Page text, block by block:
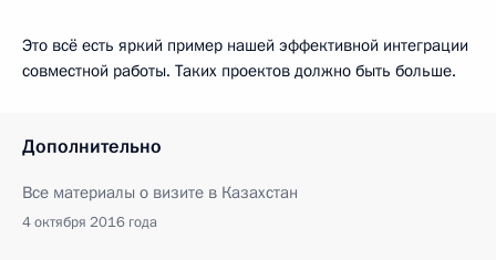
Это всё есть яркий пример нашей эффективной интеграции
совместной работы. Таких проектов должно быть больше.
Дополнительно
Все материалы о визите в Казахстан
4 октября 2016 года